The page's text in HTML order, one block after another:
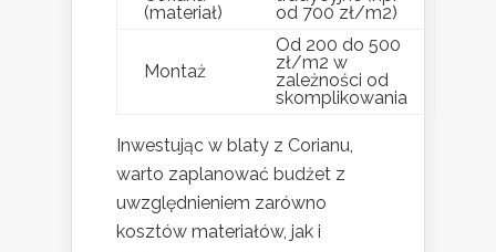
(materiał)
od 700 zł/m2)
Montaż
Od 200 do 500
zł/m2 w
zależności od
skomplikowania
Inwestując w blaty z Corianu,
warto zaplanować budżet z
uwzględnieniem zarówno
kosztów materiałów, jak i